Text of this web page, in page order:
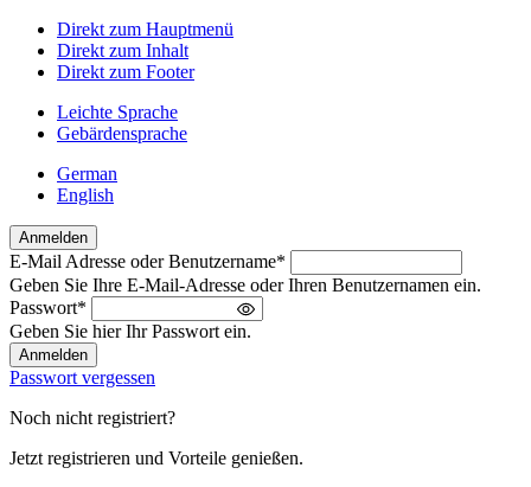
Direkt zum Hauptmenü
Direkt zum Inhalt
Direkt zum Footer
Leichte Sprache
Gebärdensprache
German
English
Anmelden
Willkommen
zurück!
Bitte
melden
Sie
sich
an
E-Mail Adresse oder Benutzername*
Geben Sie Ihre E-Mail-Adresse oder Ihren Benutzernamen ein.
Passwort*
Geben Sie hier Ihr Passwort ein.
Passwort vergessen
Noch nicht registriert?
Jetzt registrieren und Vorteile genießen.